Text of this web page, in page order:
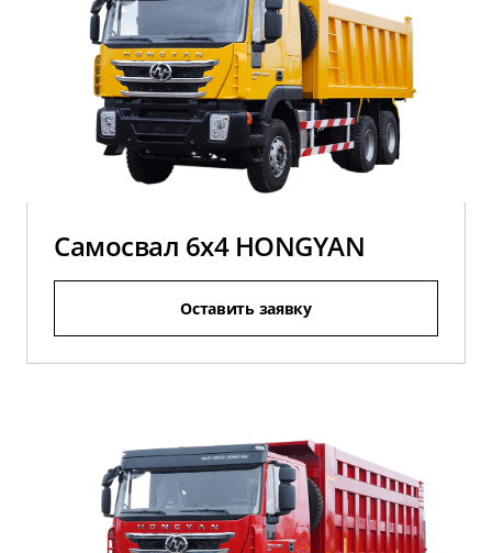
Самосвал 6х4 HONGYAN
Оставить заявку